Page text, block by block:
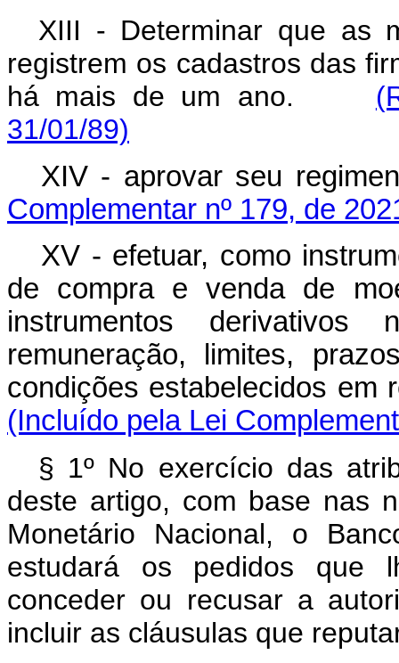
XIII - Determinar que as
registrem os cadastros das
há mais de um ano.
31/01/89)
XIV - aprovar seu
Complementar nº 179, de
XV - efetuar, como
de compra e venda de
instrumentos derivativos
remuneração, limites,
condições estabelecidos
(Incluído pela Lei
§ 1º No exercício das
deste artigo, com base nas
Monetário Nacional, o
estudará os pedidos que
conceder ou recusar a
incluir as cláusulas que